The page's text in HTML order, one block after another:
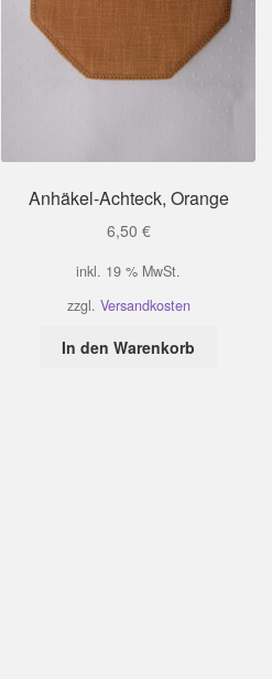
Anhäkel-Achteck, Orange
6,50 €
inkl. 19 % MwSt.
zzgl. Versandkosten
In den Warenkorb